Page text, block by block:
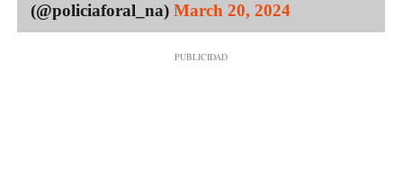
(@policiaforal_na) March 20, 2024